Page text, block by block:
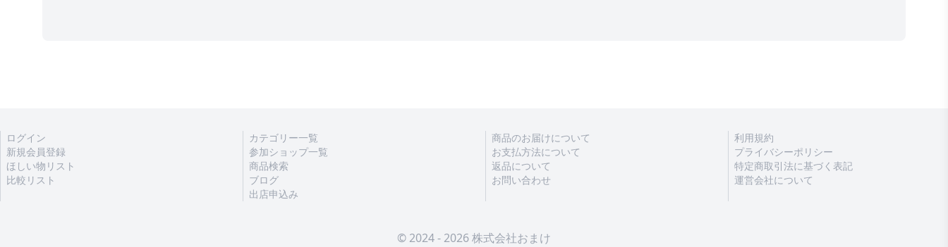
ログイン
新規会員登録
ほしい物リスト
比較リスト
カテゴリー一覧
参加ショップ一覧
商品検索
ブログ
出店申込み
商品のお届けについて
お支払方法について
返品について
お問い合わせ
利用規約
プライバシーポリシー
特定商取引法に基づく表記
運営会社について
© 2024 - 2026 株式会社おまけ